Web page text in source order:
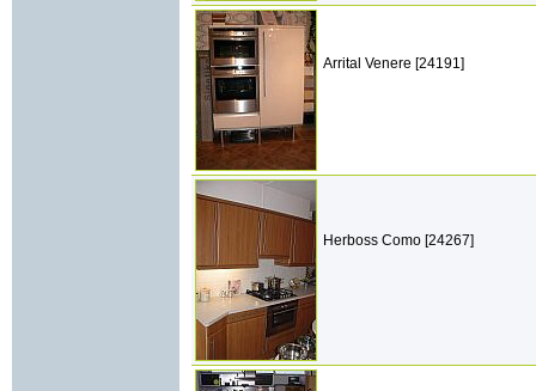
Arrital Venere [24191]
Herboss Como [24267]